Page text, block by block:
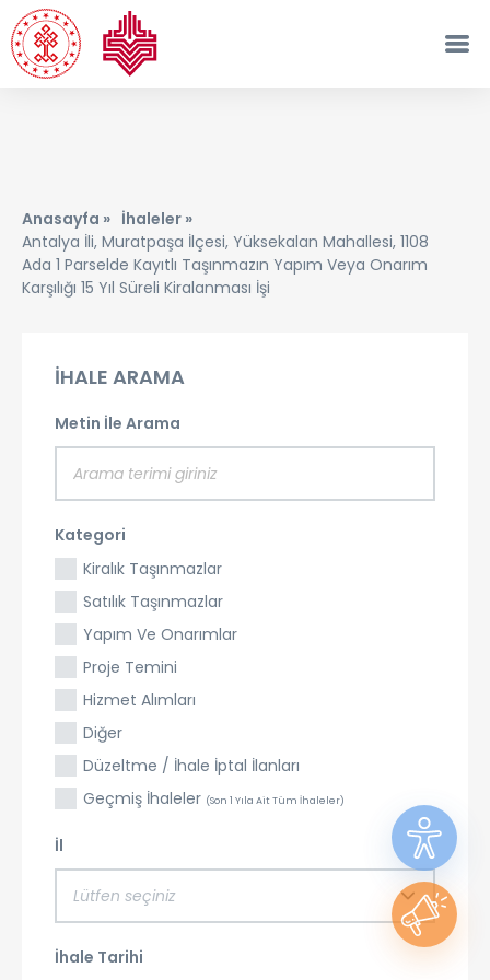
Anasayfa » İhaleler »
Antalya İli, Muratpaşa İlçesi, Yüksekalan Mahallesi, 1108
Ada 1 Parselde Kayıtlı Taşınmazın Yapım Veya Onarım
Karşılığı 15 Yıl Süreli Kiralanması İşi
İHALE ARAMA
Metin İle Arama
Kategori
Kiralık Taşınmazlar
Satılık Taşınmazlar
Yapım Ve Onarımlar
Proje Temini
Hizmet Alımları
Diğer
Düzeltme / İhale İptal İlanları
Geçmiş İhaleler (Son 1 Yıla Ait Tüm İhaleler)
İl
Lütfen seçiniz
İhale Tarihi